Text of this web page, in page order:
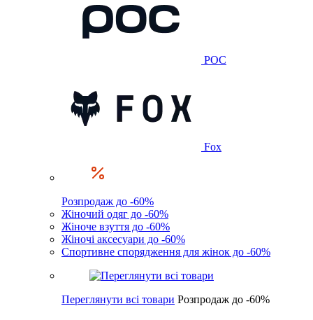
POC
Fox
Розпродаж до -60%
Жіночий одяг до -60%
Жіноче взуття до -60%
Жіночі аксесуари до -60%
Спортивне спорядження для жінок до -60%
Переглянути всі товари Розпродаж до -60%